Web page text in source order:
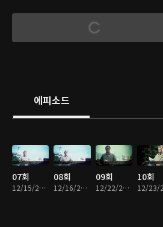
에피소드
07회
12/15/2015 • 7분
08회
12/16/2015 • 8분
09회
12/22/2015 • 8분
10회